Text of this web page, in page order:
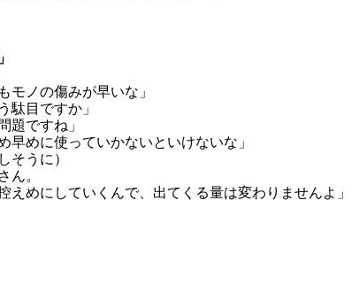
ノの傷みが早いな」
駄目ですか」
題ですね」
めに使っていかないといけないな」
そうに）
ん。
ていくんで、出てくる量は変わりませんよ」